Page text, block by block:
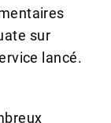
sur
lancé.